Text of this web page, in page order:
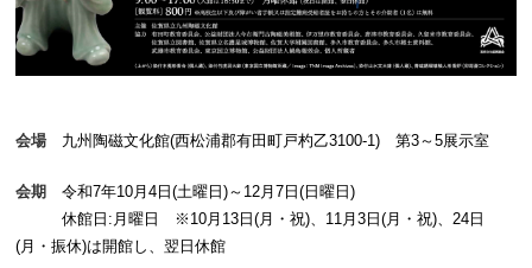
会場 九州陶磁文化館(西松浦郡有田町戸杓乙3100-1) 第3～5展示室
会期
令和7年10月4日(土曜日)～12月7日(日曜日)
休館日:月曜日 ※10月13日(月・祝)、11月3日(月・祝)、24日
(月・振休)は開館し、翌日休館